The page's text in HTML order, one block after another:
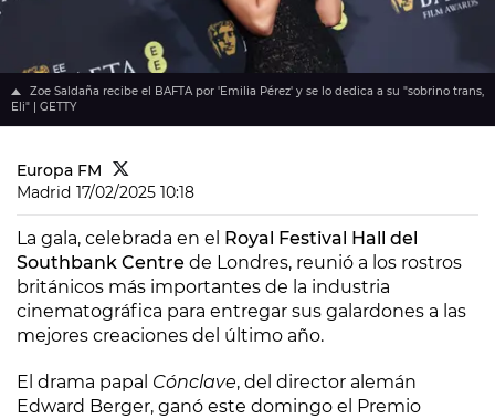
Zoe Saldaña recibe el BAFTA por 'Emilia Pérez' y se lo dedica a su "sobrino trans,
Eli" | GETTY
Europa FM
Madrid 17/02/2025 10:18
La gala, celebrada en el Royal Festival Hall del
Southbank Centre de Londres, reunió a los rostros
británicos más importantes de la industria
cinematográfica para entregar sus galardones a las
mejores creaciones del último año.
El drama papal Cónclave, del director alemán
Edward Berger, ganó este domingo el Premio